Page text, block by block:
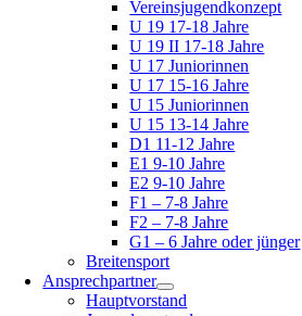
Vereinsjugendkonzept
U 19 17-18 Jahre
U 19 II 17-18 Jahre
U 17 Juniorinnen
U 17 15-16 Jahre
U 15 Juniorinnen
U 15 13-14 Jahre
D1 11-12 Jahre
E1 9-10 Jahre
E2 9-10 Jahre
F1 – 7-8 Jahre
F2 – 7-8 Jahre
G1 – 6 Jahre oder jünger
Breitensport
Ansprechpartner
Hauptvorstand